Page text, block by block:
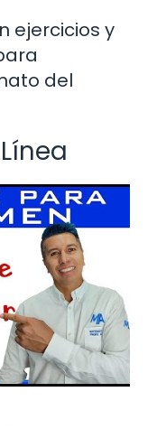
ejercicios y
del